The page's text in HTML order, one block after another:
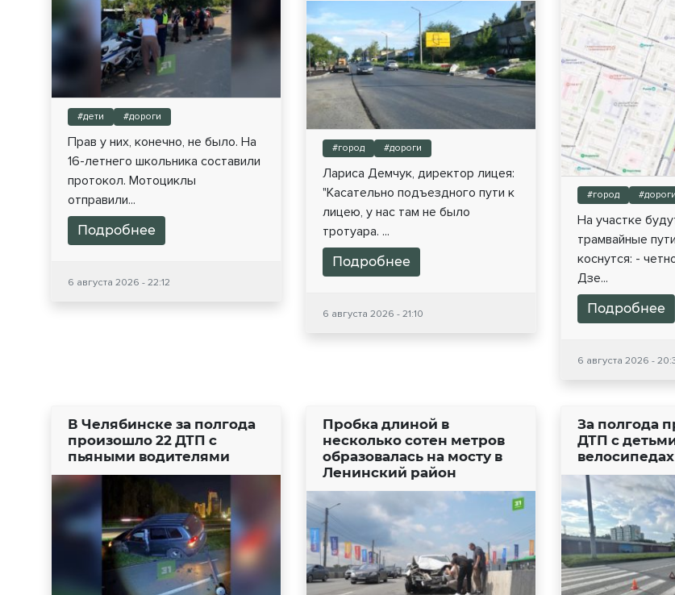
#дети #дороги
Прав у них, конечно, не было. На
16-летнего школьника составили
протокол. Мотоциклы
отправили...
Подробнее
6 августа 2026 - 22:12
#город #дороги
Лариса Демчук, директор лицея:
"Касательно подъездного пути к
лицею, у нас там не было
тротуара. ...
Подробнее
6 августа 2026 - 21:10
#город #дороги
На участке
трамвайные
коснутся: -
Дзе...
Подробнее
6 августа 2026 -
В Челябинске за полгода
произошло 22 ДТП с
пьяными водителями
Пробка длиной в
несколько сотен метров
образовалась на мосту в
Ленинский район
За полгода
ДТП с
велосипедах